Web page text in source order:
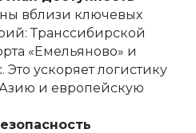
вблизи ключевых
Транссибирской
«Емельяново» и
ускоряет логистику
и европейскую